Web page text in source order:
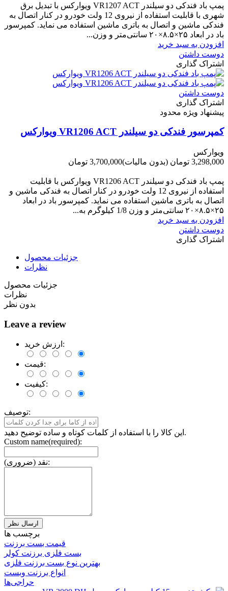
پمپ باد فندکی دو سیلندر VR1207 ACT ویوارکس با تبدیل برق
شهری با قابلیت استفاده از نیروی 12 ولت خودرو در کنار اتصال به
فندکی ماشین و اتصال به باتری ماشین استفاده می نماید. کمپرسور
باد در ابعاد ۲۵×۸.۵×۲۰ سانتی‌متر و وزن...
افزودن به سبد خرید
دوست داشتن
اشتراک گذاری
دوست داشتن
اشتراک گذاری
پیشنهاد ویژه محدود
کمپرسور فندکی دو سیلندر VR1206 ACT ویوارکس
ویوارکس
3,298,000 تومان
(بدون مالیات)3,700,000 تومان
پمپ باد فندکی دو سیلندر VR1206 ACT ویوارکس با قابلیت
استفاده از نیروی 12 ولت خودرو در کنار اتصال به فندکی ماشین و
اتصال به باتری ماشین استفاده می نماید. کمپرسور باد در ابعاد
۲۵×۸.۵×۲۰ سانتی‌متر و وزن 1/8 کیلوگرم به...
افزودن به سبد خرید
دوست داشتن
اشتراک گذاری
جزئیات محصول
نظرات
جزئیات محصول
نظرات
بدون نظر
Leave a review
ارزش خرید:
قیمت:
کیفیت:
توصیف:
این کالا را با استفاده از کلمات کوتاه و ساده توضیح دهید.
Custom name(required):
نقد (ضروری):
برچسب ها
قیمت بست برزنت
بست فلزی برزنت کولر
بهترین نوع بست برزنت فلزی
انواع برزنت وبست
حراجی‌ها